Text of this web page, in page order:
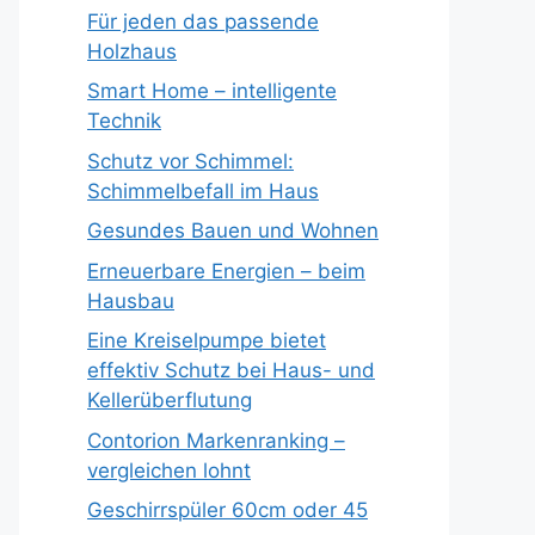
Für jeden das passende
Holzhaus
Smart Home – intelligente
Technik
Schutz vor Schimmel:
Schimmelbefall im Haus
Gesundes Bauen und Wohnen
Erneuerbare Energien – beim
Hausbau
Eine Kreiselpumpe bietet
effektiv Schutz bei Haus- und
Kellerüberflutung
Contorion Markenranking –
vergleichen lohnt
Geschirrspüler 60cm oder 45